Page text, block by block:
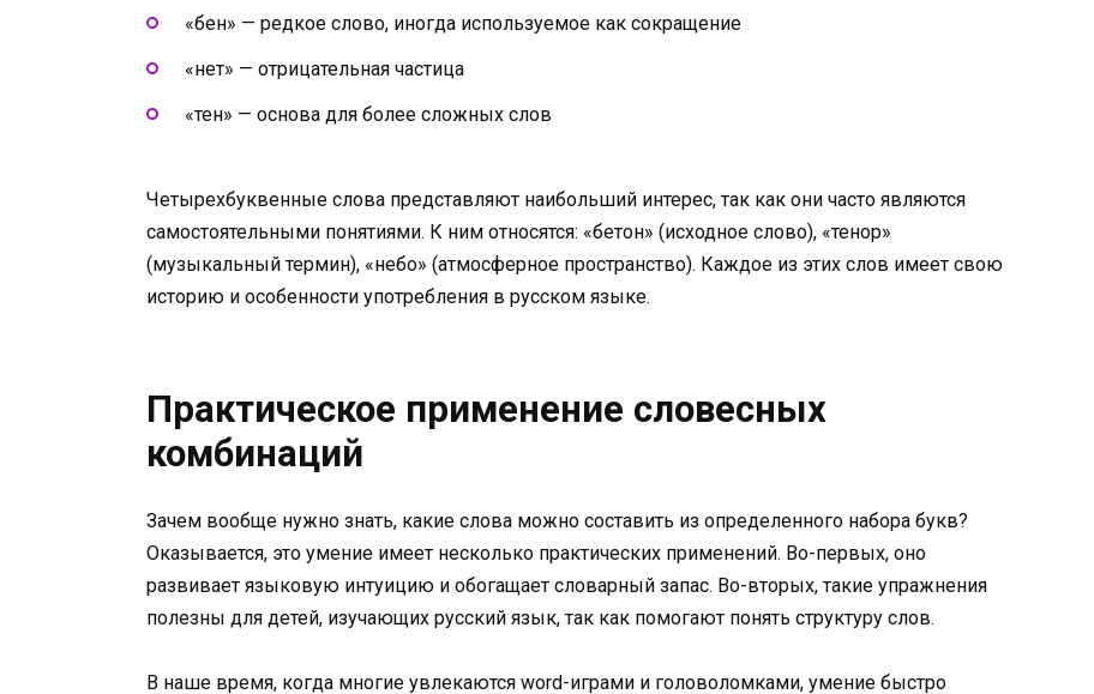
«бен» — редкое слово, иногда используемое как сокращение
«нет» — отрицательная частица
«тен» — основа для более сложных слов
Четырехбуквенные слова представляют наибольший интерес, так как они часто являются
самостоятельными понятиями. К ним относятся: «бетон» (исходное слово), «тенор»
(музыкальный термин), «небо» (атмосферное пространство). Каждое из этих слов имеет свою
историю и особенности употребления в русском языке.
Практическое применение словесных
комбинаций
Зачем вообще нужно знать, какие слова можно составить из определенного набора букв?
Оказывается, это умение имеет несколько практических применений. Во-первых, оно
развивает языковую интуицию и обогащает словарный запас. Во-вторых, такие упражнения
полезны для детей, изучающих русский язык, так как помогают понять структуру слов.
В наше время, когда многие увлекаются word-играми и головоломками, умение быстро